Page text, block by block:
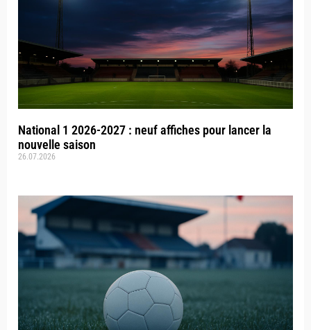
National 1 2026-2027 : neuf affiches pour lancer la
nouvelle saison
26.07.2026